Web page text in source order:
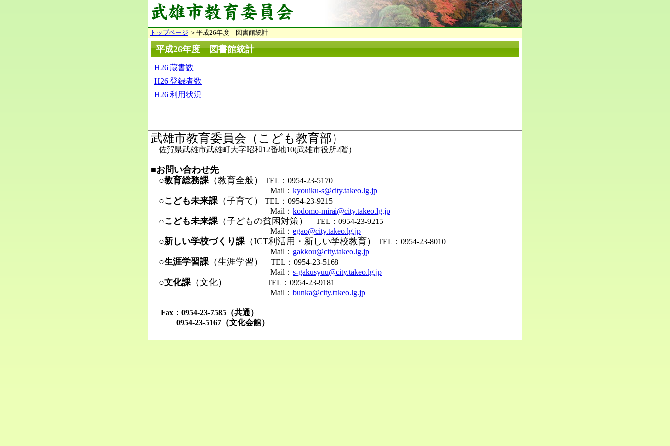
トップページ ＞平成26年度 図書館統計
平成26年度 図書館統計
H26 蔵書数
H26 登録者数
H26 利用状況
武雄市教育委員会（こども教育部）
佐賀県武雄市武雄町大字昭和12番地10(武雄市役所2階）
■お問い合わせ先
○教育総務課（教育全般）
TEL：0954-23-5170
Mail： kyouiku-s@city.takeo.lg.jp
○こども未来課（子育て）
TEL：0954-23-9215
Mail： kodomo-mirai@city.takeo.lg.jp
○こども未来課（子どもの貧困対策）
TEL：0954-23-9215
Mail： egao@city.takeo.lg.jp
○新しい学校づくり課（ICT利活用・新しい学校教育）
TEL：0954-23-8010
Mail： gakkou@city.takeo.lg.jp
○生涯学習課（生涯学習）
TEL：0954-23-5168
Mail： s-gakusyuu@city.takeo.lg.jp
○文化課（文化）
TEL：0954-23-9181
Mail： bunka@city.takeo.lg.jp
Fax：0954-23-7585（共通）
0954-23-5167（文化会館）